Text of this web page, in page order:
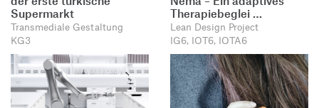
Supermarkt
Transmediale Gestaltung
KG3
Therapiebeglei …
Lean Design Project
IG6, IOT6, IOTA6